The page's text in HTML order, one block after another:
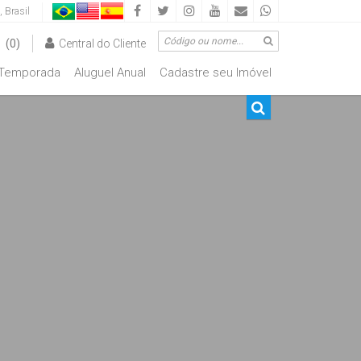
, Brasil
Central do Cliente
(0)
Cadastre seu Imóvel
Aluguel Anual